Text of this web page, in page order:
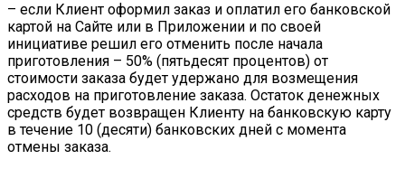
– если Клиент оформил заказ и оплатил его банковской
картой на Сайте или в Приложении и по своей
инициативе решил его отменить после начала
приготовления – 50% (пятьдесят процентов) от
стоимости заказа будет удержано для возмещения
расходов на приготовление заказа. Остаток денежных
средств будет возвращен Клиенту на банковскую карту
в течение 10 (десяти) банковских дней с момента
отмены заказа.